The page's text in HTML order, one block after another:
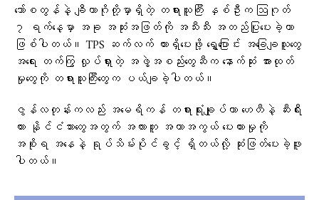
ဘော်စတွန်နဲ့ ချီကာဂိုတို့မှာရှိတဲ့ တရားသူကြီး နှစ်ဦးက ဩဂုတ်
၇ ရက်နေ့မှာ အခု အဆုံးအဖြတ်ကို အသီးသီး အတည်ပြုပေးခဲ့တာ
ဖြစ်ပါတယ်။ TPS ဆက်လက် ထားရှိပေးဖို့ ရွှေ့ပြောင်း အခြေချသူတွေ
အရေး တက်ကြွ လှုပ်ရှားတဲ့ အဖွဲ့အစည်းတွေဆီက နောက်ဆုံး အားထုတ်
မှုတွေကို တရားသူကြီးတွေက ပယ်ချခဲ့ပါတယ်။
ဇွန်လတုန်းကလည်း အမေရိကန် တရားရုံးချုပ်ဟာ ဟေတီနဲ့ ဆီးရီး
ယား နိုင်ငံသားတွေအတွက် အလားတူ အကာအကွယ် ပေးထားမှုကို
အစိုးရ အနေနဲ့ ရုပ်သိမ်းပိုင်ခွင့် ရှိတယ်လို့ ဆုံးဖြတ်ပေးခဲ့ဖူး
ပါတယ်။